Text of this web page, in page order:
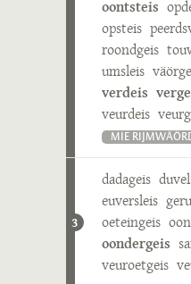
oontsteis
opsteis
roondgeis
umsleis
verdeis
veurdeis
MIE
3
dadageis
euversleis
oeteingeis
oondergeis
veuroetgeis